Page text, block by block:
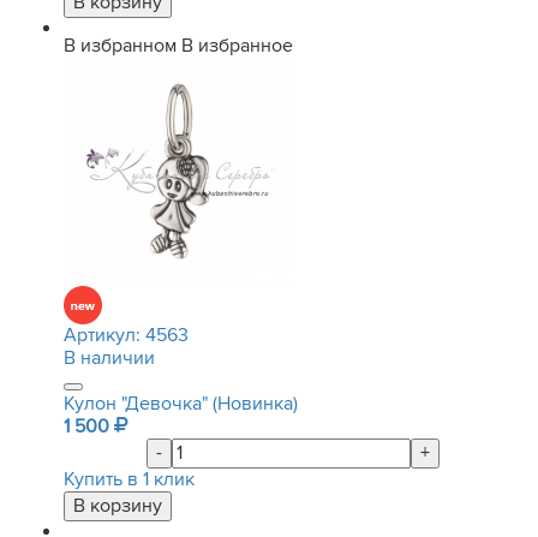
В избранном В избранное
Артикул: 4563
В наличии
Кулон "Девочка" (Новинка)
1 500
-
+
Купить в 1 клик